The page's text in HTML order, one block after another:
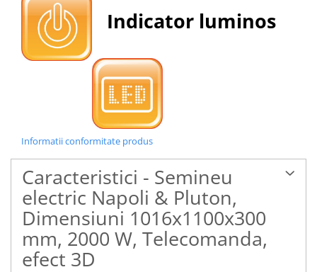
Indicator luminos
Informatii conformitate produs
Caracteristici - Semineu
electric Napoli & Pluton,
Dimensiuni 1016x1100x300
mm, 2000 W, Telecomanda,
efect 3D